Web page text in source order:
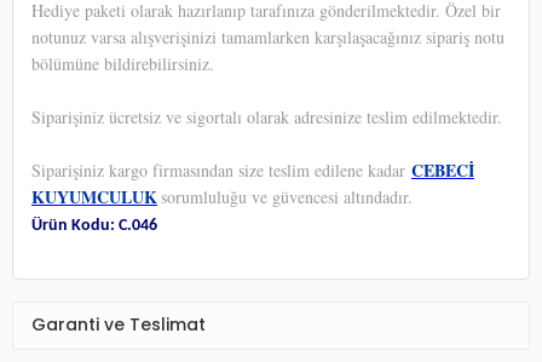
Hediye paketi olarak hazırlanıp tarafınıza gönderilmektedir. Özel bir
notunuz varsa alışverişinizi tamamlarken karşılaşacağınız sipariş notu
bölümüne bildirebilirsiniz.
Siparişiniz ücretsiz ve sigortalı olarak adresinize teslim edilmektedir.
Siparişiniz kargo firmasından size teslim edilene kadar CEBECİ
KUYUMCULUKsorumluluğu ve güvencesi altındadır.
Ürün Kodu: C.046
Garanti ve Teslimat